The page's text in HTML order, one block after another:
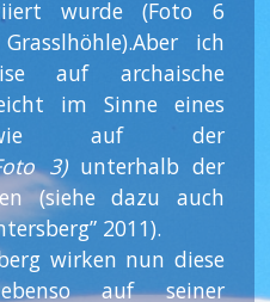
wurde (Foto 6
ich
auf archaische
im Sinne eines
wie auf der
3)unterhalb der
(siehe dazu auch
2011).
wirken nun diese
auf seiner